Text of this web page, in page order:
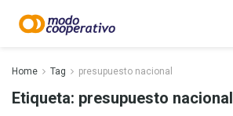
Home Tag presupuesto nacional
Etiqueta: presupuesto nacional